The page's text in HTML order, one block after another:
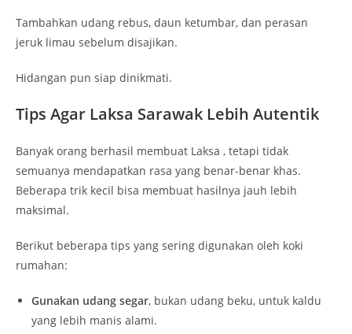
Tambahkan udang rebus, daun ketumbar, dan perasan
jeruk limau sebelum disajikan.
Hidangan pun siap dinikmati.
Tips Agar Laksa Sarawak Lebih Autentik
Banyak orang berhasil membuat Laksa , tetapi tidak
semuanya mendapatkan rasa yang benar-benar khas.
Beberapa trik kecil bisa membuat hasilnya jauh lebih
maksimal.
Berikut beberapa tips yang sering digunakan oleh koki
rumahan:
Gunakan udang segar, bukan udang beku, untuk kaldu
yang lebih manis alami.